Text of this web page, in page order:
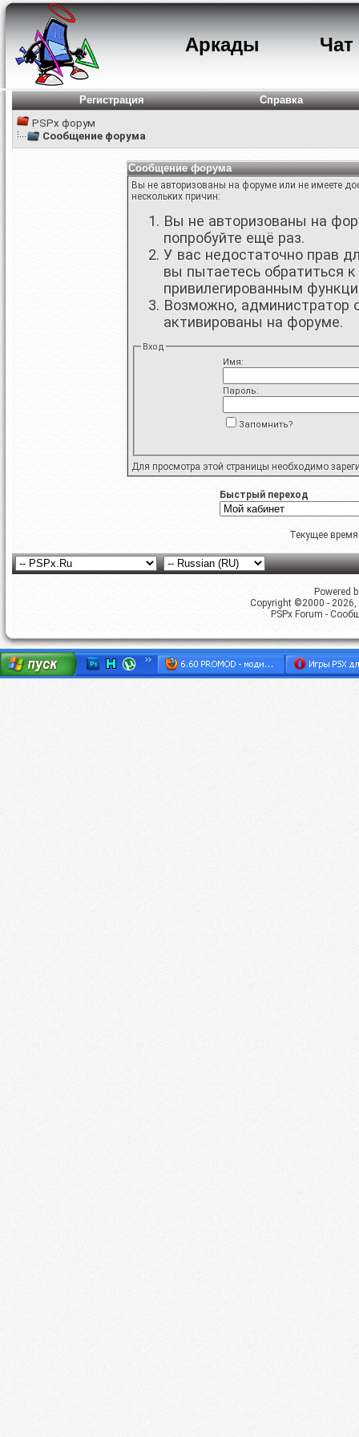
Аркады Чат
Регистрация
Справка
PSPx форум
Сообщение форума
Сообщение форума
Вы не авторизованы на форуме или не имеете
нескольких причин:
Вы не авторизованы на
попробуйте ещё раз.
У вас недостаточно прав
вы пытаетесь обратиться
привилегированным
Возможно, администратор
активированы на форуме.
Вход
Имя:
Пароль:
Запомнить?
Для просмотра этой страницы необходимо
Быстрый переход
Текущее
Powered
Copyright ©2000 -
PSPx Forum -